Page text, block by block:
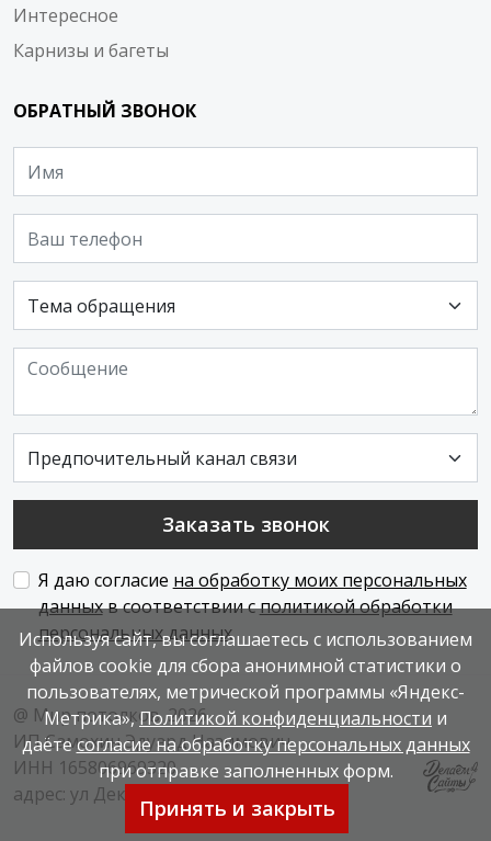
Интересное
Карнизы и багеты
ОБРАТНЫЙ ЗВОНОК
Заказать звонок
Я даю согласие на обработку моих персональных
данныхв соответствии сполитикой обработки
персональных данных
@ Мир потолков.2026
ИП Самохин Эдуард Назимович
ИНН 165806969320
адрес: ул Декабристов 154
Используя сайт, вы соглашаетесь с использованием
файлов cookie для сбора анонимной статистики о
пользователях, метрической программы «Яндекс-
Метрика»,Политикой конфиденциальности и
даётесогласие на обработку персональных данных
при отправке заполненных форм.
Принять и закрыть